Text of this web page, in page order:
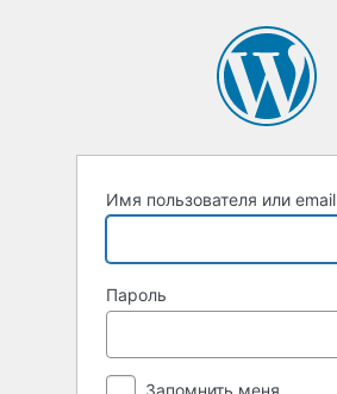
Имя пользователя или email
Пароль